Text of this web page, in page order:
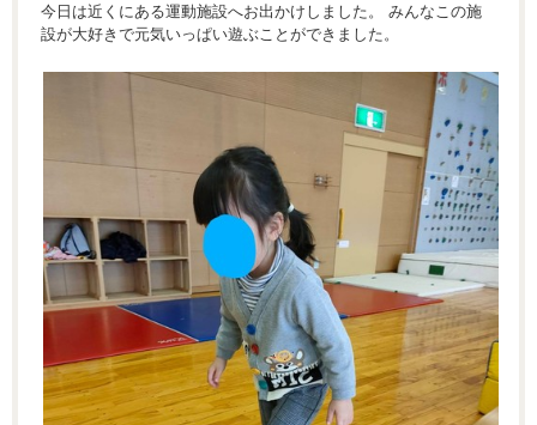
今日は近くにある運動施設へお出かけしました。 みんなこの施
設が大好きで元気いっぱい遊ぶことができました。